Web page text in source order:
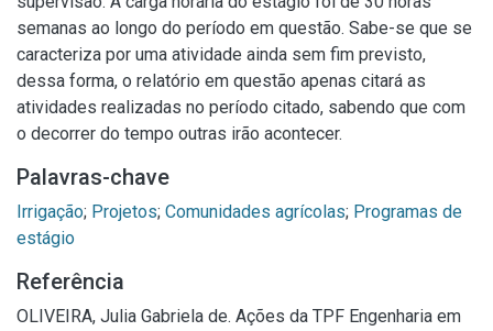
semanas ao longo do período em questão. Sabe-se que se
caracteriza por uma atividade ainda sem fim previsto,
dessa forma, o relatório em questão apenas citará as
atividades realizadas no período citado, sabendo que com
o decorrer do tempo outras irão acontecer.
Palavras-chave
Irrigação; Projetos; Comunidades agrícolas; Programas de
estágio
Referência
OLIVEIRA, Julia Gabriela de. Ações da TPF Engenharia em